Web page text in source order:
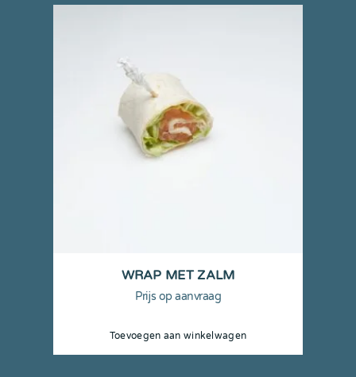
WRAP MET ZALM
Prijs op aanvraag
Toevoegen aan winkelwagen